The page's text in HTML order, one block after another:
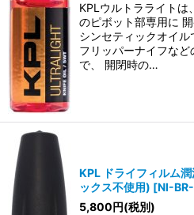
KPLウルトラライトは
のピボット部専用に
シンセティックオイル
フリッパーナイフなど
で、 開閉時の…
KPL ドライフィルム
ックス不使用) [NI-
5,800円(税別)